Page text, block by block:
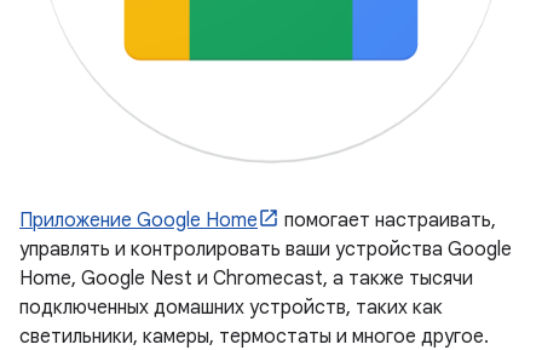
Приложение Google Home
помогает настраивать,
управлять и контролировать ваши устройства Google
Home, Google Nest и Chromecast, а также тысячи
подключенных домашних устройств, таких как
светильники, камеры, термостаты и многое другое.